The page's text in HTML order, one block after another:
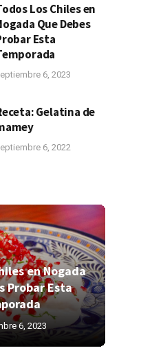
Los Chiles en
Que Debes
Esta
6, 2023
Gelatina de
6, 2022
en Nogada
Probar Esta
6, 2023